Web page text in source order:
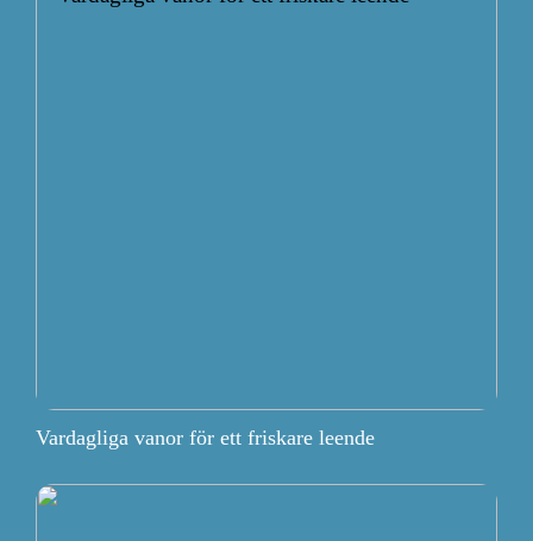
Vardagliga vanor för ett friskare leende